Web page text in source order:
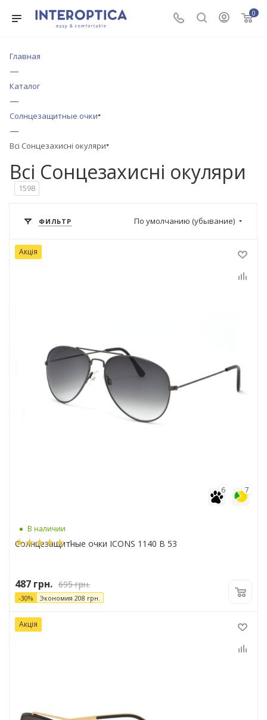
0
Главная
—
Каталог
—
Солнцезащитные очки
—
Всі Сонцезахисні окуляри
Всі Сонцезахисні окуляри
1598
ФИЛЬТР По умолчанию (убывание)
Акція
7
6
В наличии
1
Солнцезащитные очки ICONS 1140 B 53
487 грн. 695грн.
-30% Экономия 208 грн.
Акція